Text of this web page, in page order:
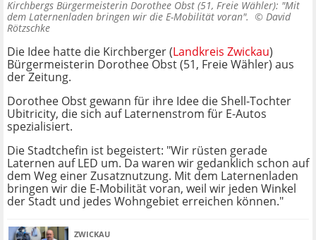
Kirchbergs Bürgermeisterin Dorothee Obst (51, Freie Wähler): "Mit
dem Laternenladen bringen wir die E-Mobilität voran". © David
Rötzschke
Die Idee hatte die Kirchberger (Landkreis Zwickau)
Bürgermeisterin Dorothee Obst (51, Freie Wähler) aus
der Zeitung.
Dorothee Obst gewann für ihre Idee die Shell-Tochter
Ubitricity, die sich auf Laternenstrom für E-Autos
spezialisiert.
Die Stadtchefin ist begeistert: "Wir rüsten gerade
Laternen auf LED um. Da waren wir gedanklich schon auf
dem Weg einer Zusatznutzung. Mit dem Laternenladen
bringen wir die E-Mobilität voran, weil wir jeden Winkel
der Stadt und jedes Wohngebiet erreichen können."
ZWICKAU